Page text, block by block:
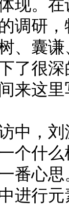
现。
调研
、囊
了很
来这
，刘
个什
番心
进行